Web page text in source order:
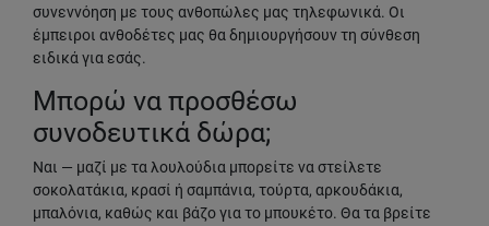
συνεννόηση με τους ανθοπώλες μας τηλεφωνικά. Οι
έμπειροι ανθοδέτες μας θα δημιουργήσουν τη σύνθεση
ειδικά για εσάς.
Μπορώ να προσθέσω
συνοδευτικά δώρα;
Ναι — μαζί με τα λουλούδια μπορείτε να στείλετε
σοκολατάκια, κρασί ή σαμπάνια, τούρτα, αρκουδάκια,
μπαλόνια, καθώς και βάζο για το μπουκέτο. Θα τα βρείτε